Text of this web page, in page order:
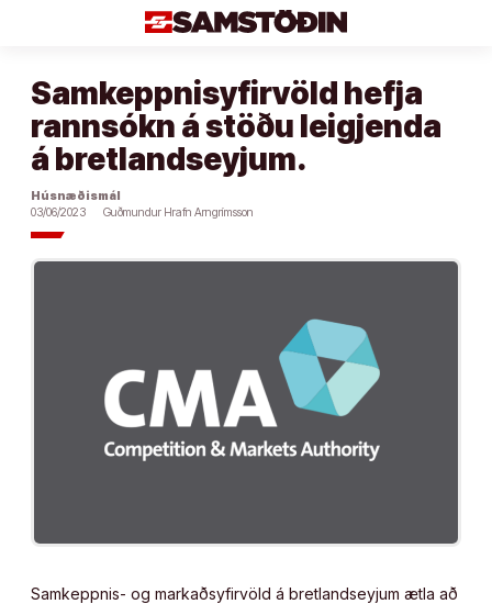
Samkeppnisyfirvöld hefja
rannsókn á stöðu leigjenda
á bretlandseyjum.
Húsnæðismál
03/06/2023
Guðmundur Hrafn Arngrímsson
Samkeppnis- og markaðsyfirvöld á bretlandseyjum ætla að